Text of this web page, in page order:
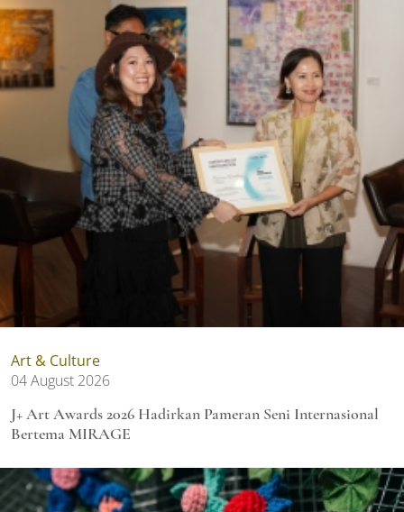
Art & Culture
04 August 2026
J+ Art Awards 2026 Hadirkan Pameran Seni Internasional
Bertema MIRAGE